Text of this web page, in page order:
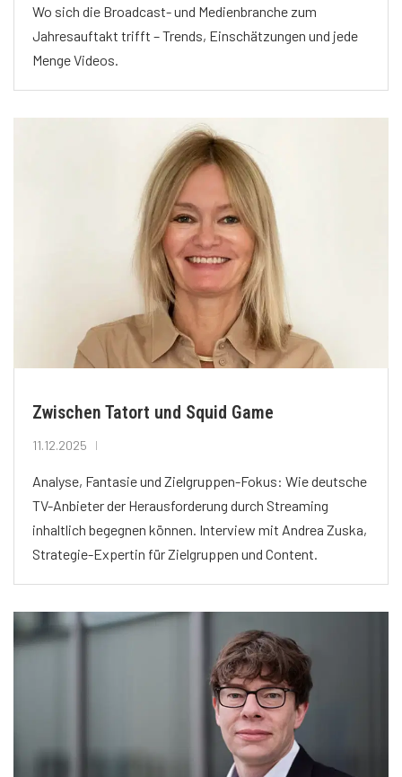
Wo sich die Broadcast- und Medienbranche zum
Jahresauftakt trifft – Trends, Einschätzungen und jede
Menge Videos.
Zwischen Tatort und Squid Game
11.12.2025
Analyse, Fantasie und Zielgruppen-Fokus: Wie deutsche
TV-Anbieter der Herausforderung durch Streaming
inhaltlich begegnen können. Interview mit Andrea Zuska,
Strategie-Expertin für Zielgruppen und Content.